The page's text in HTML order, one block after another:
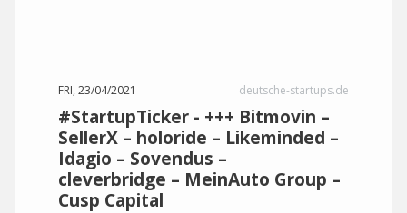
FRI, 23/04/2021 deutsche-startups.de
#StartupTicker - +++ Bitmovin –
SellerX – holoride – Likeminded –
Idagio – Sovendus –
cleverbridge – MeinAuto Group –
Cusp Capital